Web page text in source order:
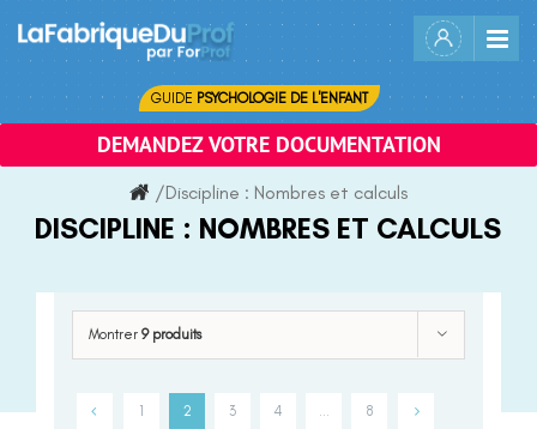
content
GUIDE PSYCHOLOGIE DE L'ENFANT
DEMANDEZ VOTRE DOCUMENTATION
/Discipline : Nombres et calculs
DISCIPLINE : NOMBRES ET CALCULS
Montrer 9 produits
1 2 3 4 8